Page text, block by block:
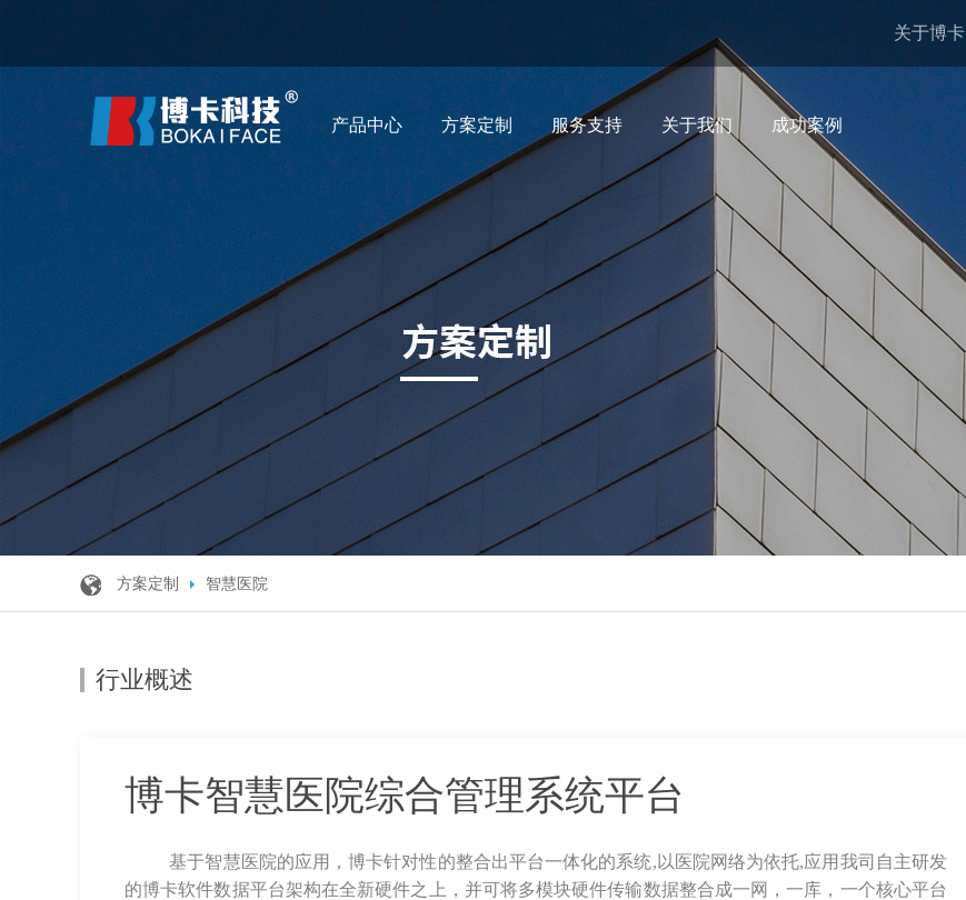
关于博卡
产品中心 方案定制 服务支持 关于我们 成功案例
方案定制 智慧医院
行业概述
博卡智慧医院综合管理系统平台
基于智慧医院的应用，博卡针对性的整合出平台一体化的系统,以医院网络为依托,应用我司自主研发
的博卡软件数据平台架构在全新硬件之上，并可将多模块硬件传输数据整合成一网，一库，一个核心平台